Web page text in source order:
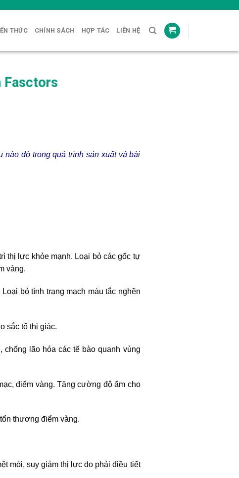
THỨC CHÍNH SÁCH HỢP TÁC LIÊN HỆ
Fasctors
đó trong quá trình sản xuất và bài
thị lực khỏe mạnh. Loại bỏ các gốc tự
vàng.
bỏ tình trạng mạch máu tắc nghẽn
sắc tố thị giác.
lão hóa các tế bào quanh vùng
điểm vàng. Tăng cường độ ẩm cho
thương điểm vàng.
mỏi, suy giảm thị lực do phải điều tiết